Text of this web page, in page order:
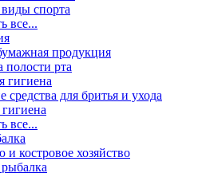
спорта
все...
продукция
полости рта
гигиена
средства для бритья и ухода
все...
и костровое хозяйство